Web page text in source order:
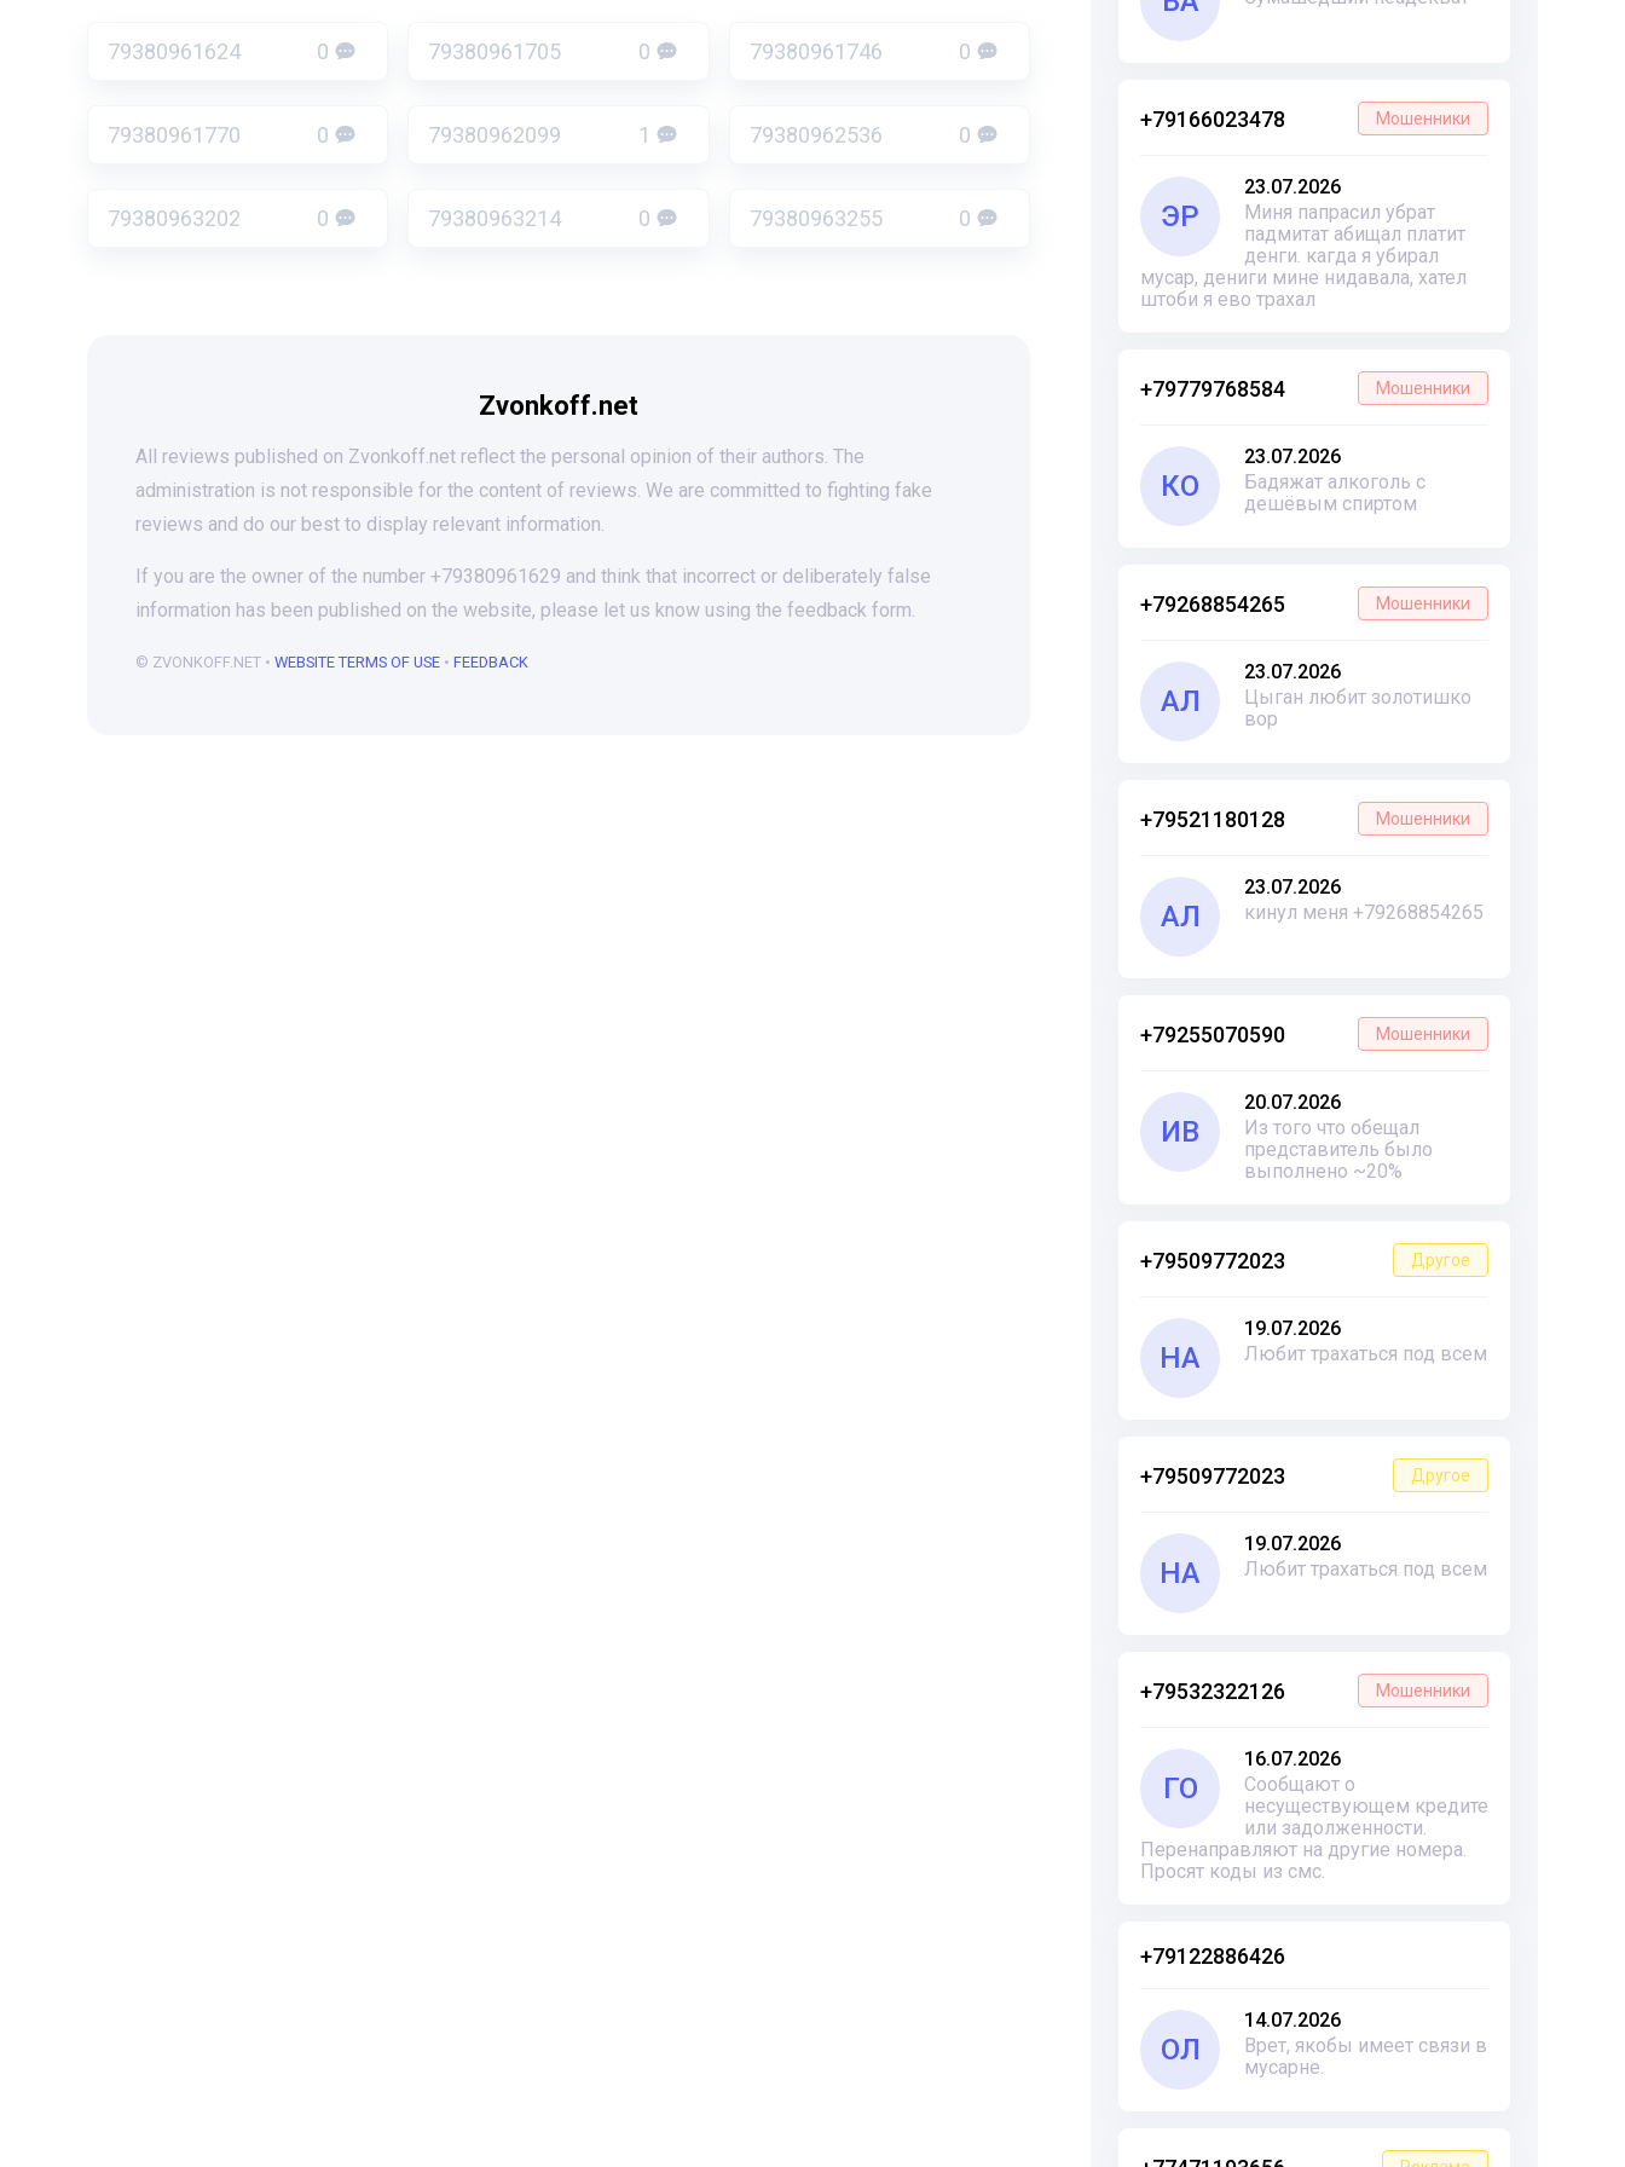
+79166023478 Мошенники
ЭР
23.07.2026
Миня папрасил убрат
падмитат абищал платит
денги. кагда я убирал
мусар, дениги мине нидавала, хател
штоби я ево трахал
+79779768584 Мошенники
КО
23.07.2026
Бадяжат алкоголь с
дешёвым спиртом
+79268854265 Мошенники
АЛ
23.07.2026
Цыган любит золотишко
вор
+79521180128 Мошенники
АЛ
23.07.2026
кинул меня +79268854265
+79255070590 Мошенники
ИВ
20.07.2026
Из того что обещал
представитель было
выполнено ~20%
+79509772023 Другое
НА
19.07.2026
Любит трахаться под всем
+79509772023 Другое
НА
19.07.2026
Любит трахаться под всем
+79532322126 Мошенники
ГО
16.07.2026
Сообщают о
несуществующем кредите
или задолженности.
Перенаправляют на другие номера.
Просят коды из смс.
+79122886426
ОЛ
14.07.2026
Врет, якобы имеет связи в
мусарне.
79380961624 0 79380961705 0 79380961746 0
79380961770 0 79380962099 1 79380962536 0
79380963202 0 79380963214 0 79380963255 0
Zvonkoff.net
All reviews published on Zvonkoff.net reflect the personal opinion of their authors. The
administration is not responsible for the content of reviews. We are committed to fighting fake
reviews and do our best to display relevant information.
If you are the owner of the number +79380961629 and think that incorrect or deliberately false
information has been published on the website, please let us know using the feedback form.
© ZVONKOFF.NET • WEBSITE TERMS OF USE • FEEDBACK